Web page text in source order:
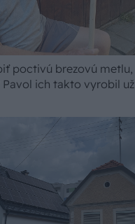
poctivú brezovú
Pavol ich takto vyrobil